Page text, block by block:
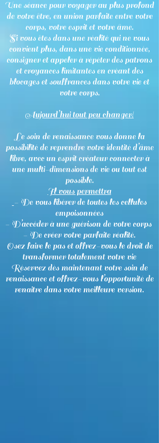
Une séance pour voyager au plus profond
de votre être, en union parfaite entre votre
corps, votre esprit et votre âme.
Si vous êtes dans une réalité qui ne vous
convient plus, dans une vie conditionnée,
consigner et appeler à répéter des patrons
et croyances limitantes en créant des
blocages et souffrances dans votre vie et
votre corps.
Aujourd’hui tout peu changer!
Le soin de renaissance vous donne la
possibilité de reprendre votre identité d’âme
libre, avec un esprit créateur connecter à
une multi-dimensions de vie ou tout est
possible.
Il vous permettra
- De vous libérer de toutes les cellules
empoisonnées
- D’accéder à une guérison de votre corps
- De créer votre parfaite réalité.
Osez faire le pas et offrez-vous le droit de
transformer totalement votre vie
Réservez dès maintenant votre soin de
renaissance et offrez-vous l’opportunité de
renaitre dans votre meilleure version.